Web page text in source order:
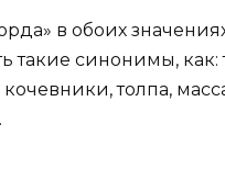
в обоих
такие синонимы, как:
толпа,